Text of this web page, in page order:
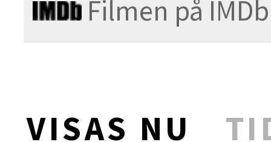
Filmen på IMDb
VISAS NU